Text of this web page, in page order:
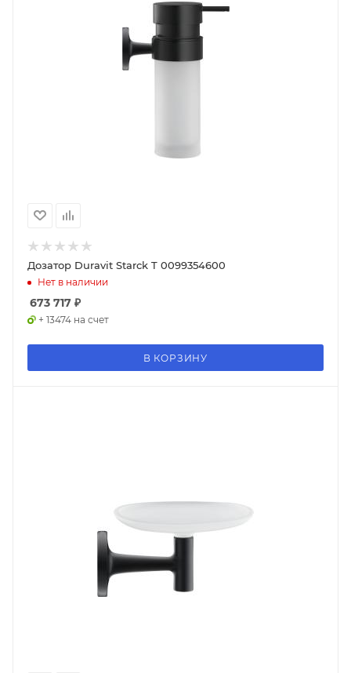
Дозатор Duravit Starck T 0099354600
Нет в наличии
673 717 ₽
+ 13474 на счет
В КОРЗИНУ